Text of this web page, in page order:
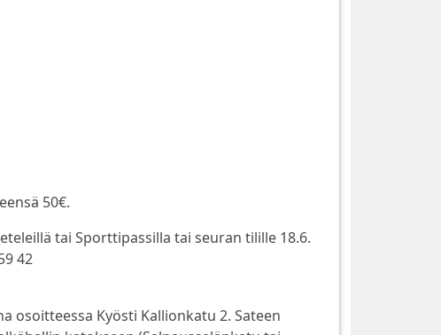
50€.
tai Sporttipassilla tai seuran tilille 18.6.
42
osoitteessa Kyösti Kallionkatu 2. Sateen